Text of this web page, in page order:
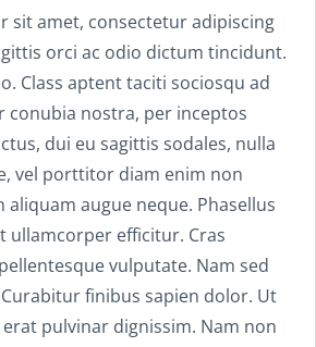
sit amet, consectetur adipiscing
orci ac odio dictum tincidunt.
Class aptent taciti sociosqu ad
nostra, per inceptos
dui eu sagittis sodales, nulla
vel porttitor diam enim non
aliquam augue neque. Phasellus
ullamcorper efficitur. Cras
vulputate. Nam sed
finibus sapien dolor. Ut
pulvinar dignissim. Nam non